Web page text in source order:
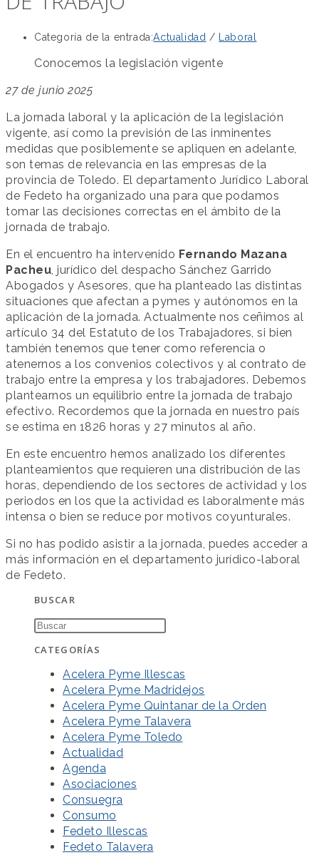
Categoría de la entrada:Actualidad / Laboral
Conocemos la legislación vigente
27 de junio 2025
La jornada laboral y la aplicación de la legislación
vigente, así como la previsión de las inminentes
medidas que posiblemente se apliquen en adelante,
son temas de relevancia en las empresas de la
provincia de Toledo. El departamento Jurídico Laboral
de Fedeto ha organizado una para que podamos
tomar las decisiones correctas en el ámbito de la
jornada de trabajo.
En el encuentro ha intervenido Fernando Mazana
Pacheu, jurídico del despacho Sánchez Garrido
Abogados y Asesores, que ha planteado las distintas
situaciones que afectan a pymes y autónomos en la
aplicación de la jornada. Actualmente nos ceñimos al
artículo 34 del Estatuto de los Trabajadores, si bien
también tenemos que tener como referencia o
atenernos a los convenios colectivos y al contrato de
trabajo entre la empresa y los trabajadores. Debemos
plantearnos un equilibrio entre la jornada de trabajo
efectivo. Recordemos que la jornada en nuestro país
se estima en 1826 horas y 27 minutos al año.
En este encuentro hemos analizado los diferentes
planteamientos que requieren una distribución de las
horas, dependiendo de los sectores de actividad y los
periodos en los que la actividad es laboralmente más
intensa o bien se reduce por motivos coyunturales.
Si no has podido asistir a la jornada, puedes acceder a
más información en el departamento jurídico-laboral
de Fedeto.
BUSCAR
CATEGORÍAS
Acelera Pyme Illescas
Acelera Pyme Madridejos
Acelera Pyme Quintanar de la Orden
Acelera Pyme Talavera
Acelera Pyme Toledo
Actualidad
Agenda
Asociaciones
Consuegra
Consumo
Fedeto Illescas
Fedeto Talavera